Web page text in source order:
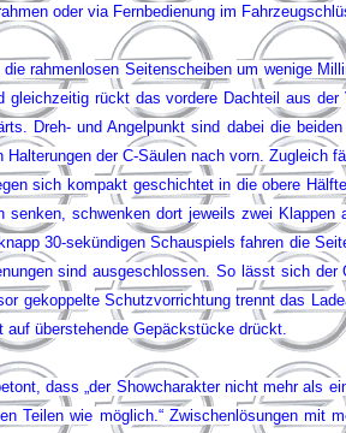
oder via Fernbedienung im
rahmenlosen Seitenscheiben um wenige
gleichzeitig rückt das vordere Dachteil aus
Dreh- und Angelpunkt sind dabei die
Halterungen der C-Säulen nach vorn. Zugleich
sich kompakt geschichtet in die obere
senken, schwenken dort jeweils zwei
30-sekündigen Schauspiels fahren die
sind ausgeschlossen. So lässt sich
gekoppelte Schutzvorrichtung trennt das
auf überstehende Gepäckstücke drückt.
dass „der Showcharakter nicht mehr als
Teilen wie möglich.“ Zwischenlösungen mit